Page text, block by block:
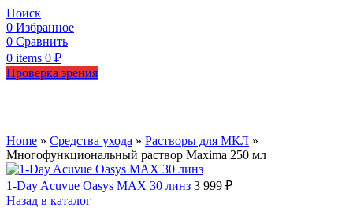
Поиск
0 Избранное
0 Сравнить
0 items 0 ₽
Проверка зрения
Home » Средства ухода » Растворы для МКЛ »
Многофункциональный раствор Maxima 250 мл
1-Day Acuvue Oasys MAX 30 линз 3 999 ₽
Назад в каталог